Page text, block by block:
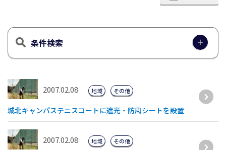
条件検索
2007.02.08
城北キャンパステニスコートに遮光・防風シートを設置
地域 その他
2007.02.08 地域 その他